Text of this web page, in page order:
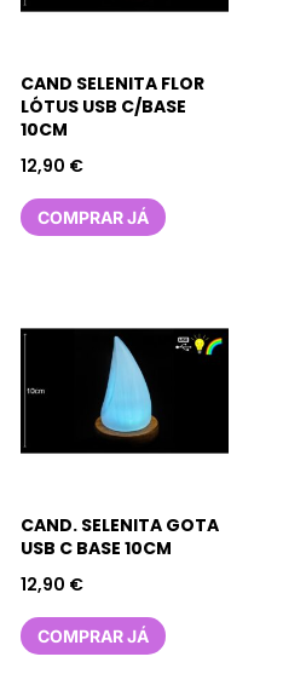
CAND SELENITA FLOR
LÓTUS USB C/BASE
10CM
12,90 €
COMPRAR JÁ
CAND. SELENITA GOTA
USB C BASE 10CM
12,90 €
COMPRAR JÁ